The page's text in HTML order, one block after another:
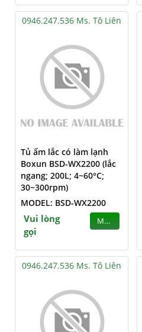
0946.247.536 Ms. Tô Liên
Tủ ấm lắc có làm lạnh
Boxun BSD-WX2200 (lắc
ngang; 200L; 4~60°C;
30~300rpm)
MODEL: BSD-WX2200
Vui lòng
gọi
MUA
0946.247.536 Ms. Tô Liên